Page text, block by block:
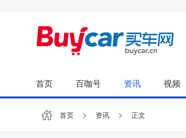
首页 百咖号 资讯 视频
首页 资讯 正文